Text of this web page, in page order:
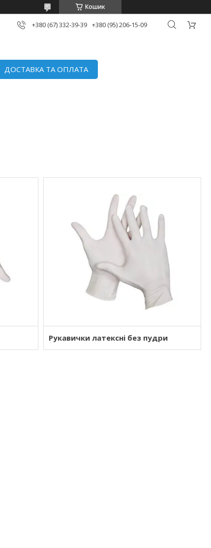
Кошик
+380 (67) 332-39-39 +380 (95) 206-15-09
ДОСТАВКА ТА ОПЛАТА
Рукавички латексні без пудри